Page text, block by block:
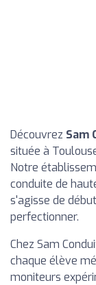
Découvrez Sam
située à
Notre
conduite de
s'agisse de
perfectionner.
Chez Sam
chaque élève
moniteurs